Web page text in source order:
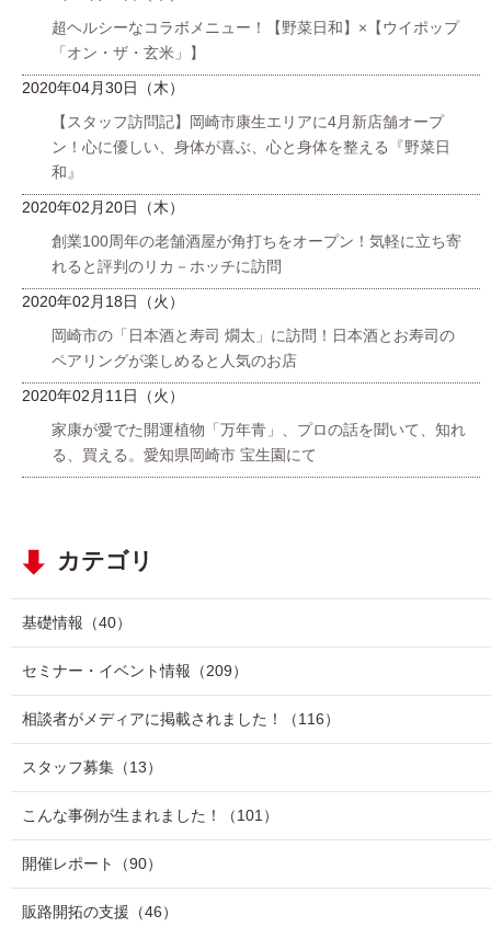
超ヘルシーなコラボメニュー！【野菜日和】×【ウイポップ
「オン・ザ・玄米」】
2020年04月30日（木）
【スタッフ訪問記】岡崎市康生エリアに4月新店舗オープ
ン！心に優しい、身体が喜ぶ、心と身体を整える『野菜日
和』
2020年02月20日（木）
創業100周年の老舗酒屋が角打ちをオープン！気軽に立ち寄
れると評判のリカ－ホッチに訪問
2020年02月18日（火）
岡崎市の「日本酒と寿司 燗太」に訪問！日本酒とお寿司の
ペアリングが楽しめると人気のお店
2020年02月11日（火）
家康が愛でた開運植物「万年青」、プロの話を聞いて、知れ
る、買える。愛知県岡崎市 宝生園にて
カテゴリ
基礎情報 （40）
セミナー・イベント情報 （209）
相談者がメディアに掲載されました！ （116）
スタッフ募集 （13）
こんな事例が生まれました！ （101）
開催レポート （90）
販路開拓の支援 （46）